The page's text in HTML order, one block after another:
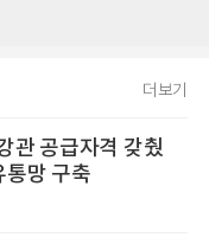
더보기
관 공급자격 갖췄
망 구축